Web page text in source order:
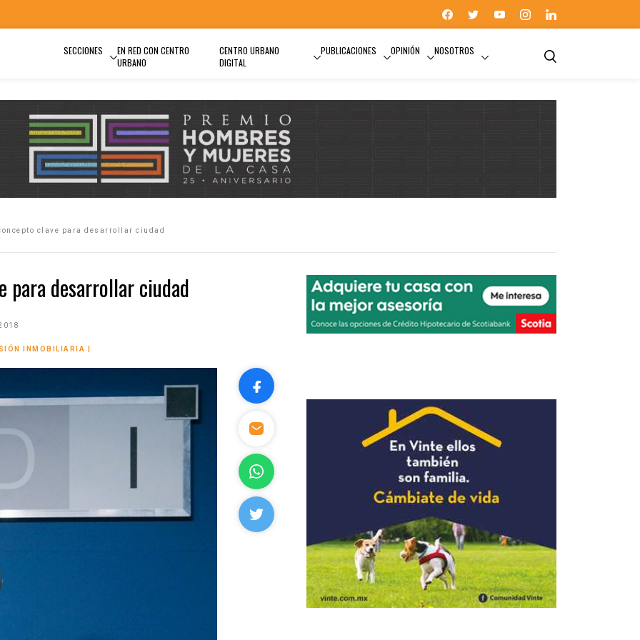
SECCIONES
EN RED CON CENTRO
URBANO
CENTRO URBANO
DIGITAL
PUBLICACIONES OPINIÓN NOSOTROS
clave para desarrollar ciudad
para desarrollar ciudad
INMOBILIARIA